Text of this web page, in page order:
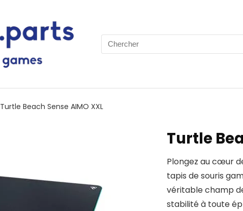
Search
for:
Turtle Beach Sense AIMO XXL
Turtle
Plongez au cœur
tapis de souris
véritable champ
stabilité à toute